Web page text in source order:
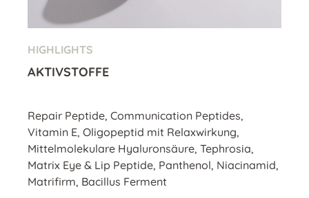
HIGHLIGHTS
AKTIVSTOFFE
Repair Peptide, Communication Peptides,
Vitamin E, Oligopeptid mit Relaxwirkung,
Mittelmolekulare Hyaluronsäure, Tephrosia,
Matrix Eye & Lip Peptide, Panthenol, Niacinamid,
Matrifirm, Bacillus Ferment